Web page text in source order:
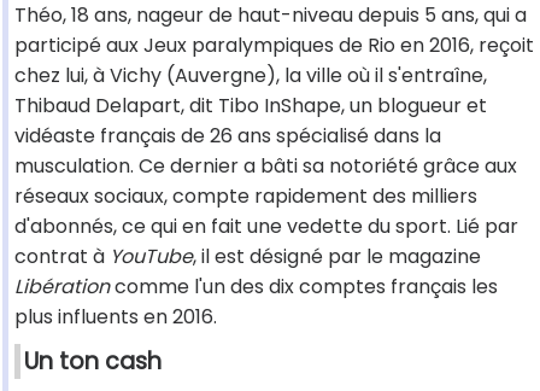
Théo, 18 ans, nageur de haut-niveau depuis 5 ans, qui a
participé aux Jeux paralympiques de Rio en 2016, reçoit
chez lui, à Vichy (Auvergne), la ville où il s'entraîne,
Thibaud Delapart, dit Tibo InShape, un blogueur et
vidéaste français de 26 ans spécialisé dans la
musculation. Ce dernier a bâti sa notoriété grâce aux
réseaux sociaux, compte rapidement des milliers
d'abonnés, ce qui en fait une vedette du sport. Lié par
contrat à YouTube, il est désigné par le magazine
Libérationcomme l'un des dix comptes français les
plus influents en 2016.
Un ton cash